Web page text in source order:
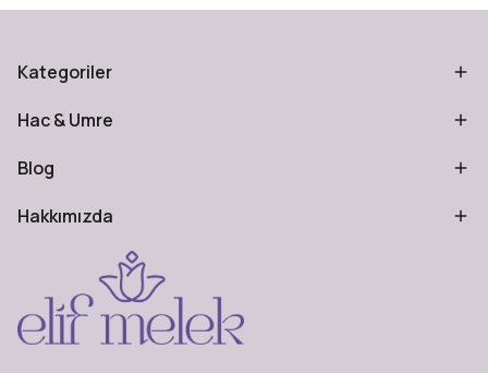
Kategoriler
Hac & Umre
Blog
Hakkımızda